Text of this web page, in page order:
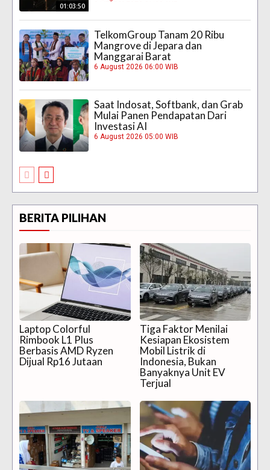
01:03:50
TelkomGroup Tanam 20 Ribu
Mangrove di Jepara dan
Manggarai Barat
6 August 2026 06:00 WIB
Saat Indosat, Softbank, dan Grab
Mulai Panen Pendapatan Dari
Investasi AI
6 August 2026 05:00 WIB
BERITA PILIHAN
Laptop Colorful
Rimbook L1 Plus
Berbasis AMD Ryzen
Dijual Rp16 Jutaan
Tiga Faktor Menilai
Kesiapan Ekosistem
Mobil Listrik di
Indonesia, Bukan
Banyaknya Unit EV
Terjual